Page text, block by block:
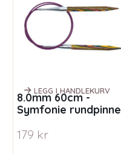
LEGG I HANDLEKURV
8.0mm 60cm -
Symfonie rundpinne
179 kr